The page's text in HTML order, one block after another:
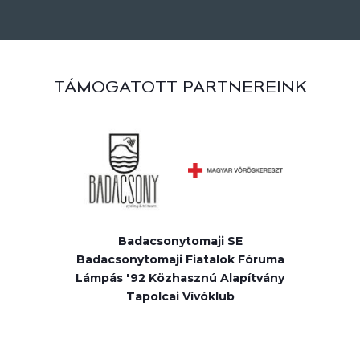
TÁMOGATOTT PARTNEREINK
Badacsonytomaji SE
Badacsonytomaji Fiatalok Fóruma
Lámpás '92 Közhasznú Alapítvány
Tapolcai Vívóklub